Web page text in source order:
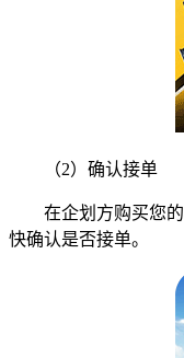
（2）确认接单
在企划方购买您的
快确认是否接单。